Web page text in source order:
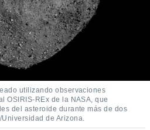
utilizando observaciones
OSIRIS-REx de la NASA, que
del asteroide durante más de dos
de Arizona.